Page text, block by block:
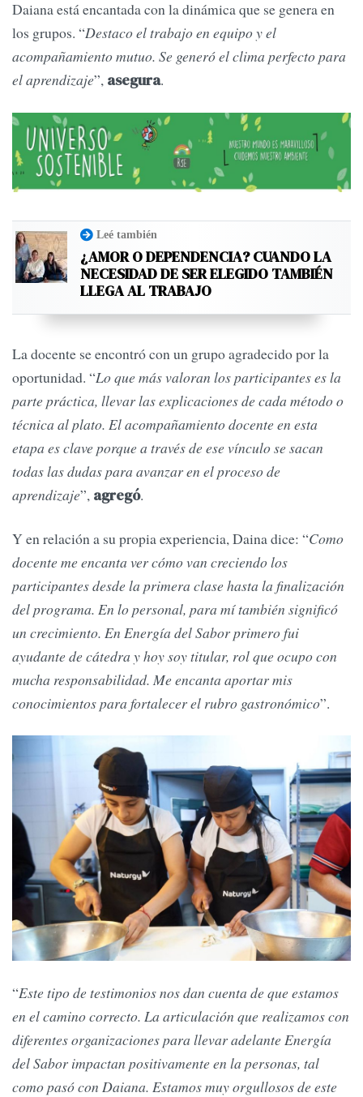
Daiana está encantada con la dinámica que se genera en
los grupos. “Destaco el trabajo en equipo y el
acompañamiento mutuo. Se generó el clima perfecto para
el aprendizaje”, asegura.
Leé también
¿AMOR O DEPENDENCIA? CUANDO LA
NECESIDAD DE SER ELEGIDO TAMBIÉN
LLEGA AL TRABAJO
La docente se encontró con un grupo agradecido por la
oportunidad. “Lo que más valoran los participantes es la
parte práctica, llevar las explicaciones de cada método o
técnica al plato. El acompañamiento docente en esta
etapa es clave porque a través de ese vínculo se sacan
todas las dudas para avanzar en el proceso de
aprendizaje”, agregó.
Y en relación a su propia experiencia, Daina dice: “Como
docente me encanta ver cómo van creciendo los
participantes desde la primera clase hasta la finalización
del programa. En lo personal, para mí también significó
un crecimiento. En Energía del Sabor primero fui
ayudante de cátedra y hoy soy titular, rol que ocupo con
mucha responsabilidad. Me encanta aportar mis
conocimientos para fortalecer el rubro gastronómico”.
“Este tipo de testimonios nos dan cuenta de que estamos
en el camino correcto. La articulación que realizamos con
diferentes organizaciones para llevar adelante Energía
del Sabor impactan positivamente en la personas, tal
como pasó con Daiana. Estamos muy orgullosos de este